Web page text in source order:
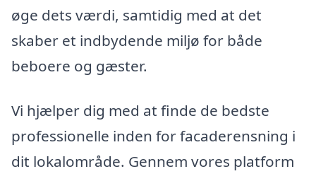
øge dets værdi, samtidig med at det
skaber et indbydende miljø for både
beboere og gæster.
Vi hjælper dig med at finde de bedste
professionelle inden for facaderensning i
dit lokalområde. Gennem vores platform